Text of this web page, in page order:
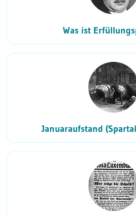
Was ist
Januaraufstand